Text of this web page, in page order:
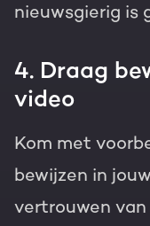
nieuwsgierig is
4. Draag
video
Kom met
bewijzen in
vertrouwen